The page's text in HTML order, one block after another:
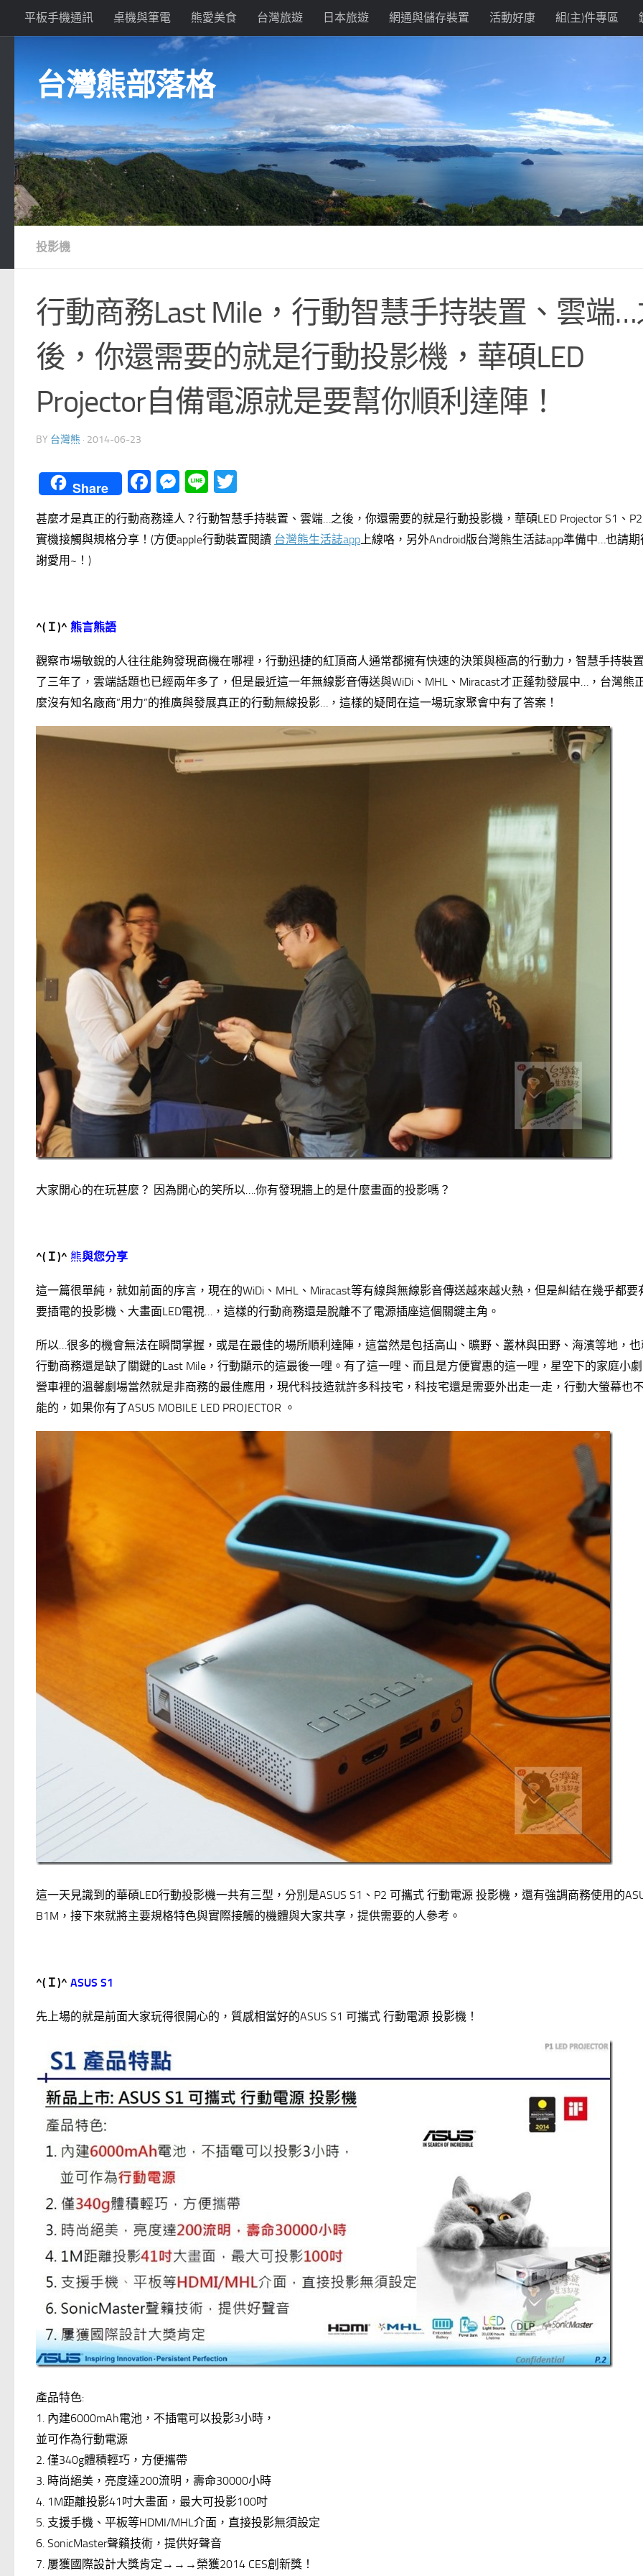
Skip to content
平板手機通訊 桌機與筆電 熊愛美食 台灣旅遊 日本旅遊 網通與儲存裝置 活動好康 組(主)件專區
台灣熊部落格
投影機
行動商務Last Mile，行動智慧手持裝置、雲端
後，你還需要的就是行動投影機，華碩LED
Projector自備電源就是要幫你順利達陣！
BY 台灣熊 · 2014-06-23
Share Facebook
Messenger
Line
甚麼才是真正的行動商務達人？行動智慧手持裝置、雲端…之後，你還需要的就是行動投影機，華碩LED Projector S1、
實機接觸與規格分享！(方便apple行動裝置閱讀 台灣熊生活誌app上線咯，另外Android版台灣熊生活誌app準備中…也請
謝愛用~！)
^( Ｉ)^ 熊言熊語
觀察市場敏銳的人往往能夠發現商機在哪裡，行動迅捷的紅頂商人通常都擁有快速的決策與極高的行動力，智慧手持裝
了三年了，雲端話題也已經兩年多了，但是最近這一年無線影音傳送與WiDi、MHL、Miracast才正蓬勃發展中…，台灣熊
麼沒有知名廠商”用力”的推廣與發展真正的行動無線投影…，這樣的疑問在這一場玩家聚會中有了答案！
大家開心的在玩甚麼？ 因為開心的笑所以….你有發現牆上的是什麼畫面的投影嗎？
^( Ｉ)^ 熊與您分享
這一篇很單純，就如前面的序言，現在的WiDi、MHL、Miracast等有線與無線影音傳送越來越火熱，但是糾結在幾乎都要
要插電的投影機、大畫面LED電視…，這樣的行動商務還是脫離不了電源插座這個關鍵主角。
所以…很多的機會無法在瞬間掌握，或是在最佳的場所順利達陣，這當然是包括高山、曠野、叢林與田野、海濱等地，
行動商務還是缺了關鍵的Last Mile，行動顯示的這最後一哩。 有了這一哩、而且是方便實惠的這一哩，星空下的家庭小
營車裡的溫馨劇場當然就是非商務的最佳應用，現代科技造就許多科技宅，科技宅還是需要外出走一走，行動大螢幕也
能的，如果你有了ASUS MOBILE LED PROJECTOR 。
這一天見識到的華碩LED行動投影機一共有三型，分別是ASUS S1、P2 可攜式 行動電源 投影機，還有強調商務使用的
B1M，接下來就將主要規格特色與實際接觸的機體與大家共享，提供需要的人參考。
^(Ｉ)^ ASUS S1
先上場的就是前面大家玩得很開心的，質感相當好的ASUS S1 可攜式 行動電源 投影機！
產品特色:
1. 內建6000mAh電池，不插電可以投影3小時，
並可作為行動電源
2. 僅340g體積輕巧，方便攜帶
3. 時尚絕美，亮度達200流明，壽命30000小時
4. 1M距離投影41吋大畫面，最大可投影100吋
5. 支援手機、平板等HDMI/MHL介面，直接投影無須設定
6. SonicMaster聲籟技術，提供好聲音
7. 屢獲國際設計大獎肯定→→→榮獲2014 CES創新獎！